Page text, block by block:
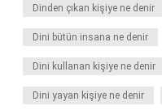
Dinden çıkan kişiye ne denir
Dini bütün insana ne denir
Dini kullanan kişiye ne denir
Dini yayan kişiye ne denir